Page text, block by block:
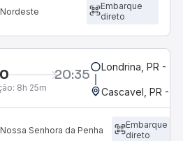
Embarque
direto
20:35
8h 25m
Londrina, PR -
Cascavel, PR -
Senhora da Penha
Embarque
direto